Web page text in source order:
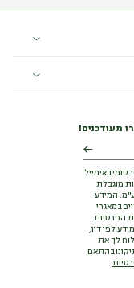
מעודכנים!
באימייל
מוגבלת
המידע
במאגרי
הפרטיות.
לפי דין,
לך את
בהתאם
.